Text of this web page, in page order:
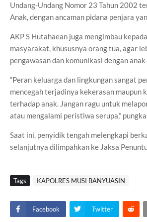
Undang-Undang Nomor 23 Tahun 2002
Anak, dengan ancaman pidana penjara
AKP S Hutahaean juga mengimbau
masyarakat, khususnya orang tua, agar
pengawasan dan komunikasi dengan
“Peran keluarga dan lingkungan sangat
mencegah terjadinya kekerasan maupun
terhadap anak. Jangan ragu untuk
atau mengalami peristiwa serupa,”
Saat ini, penyidik tengah melengkapi
selanjutnya dilimpahkan ke Jaksa
Tags KAPOLRES MUSI BANYUASIN
Facebook Twitter